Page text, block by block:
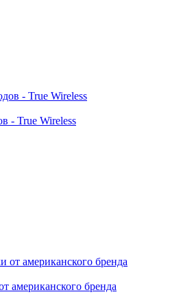
- True Wireless
американского бренда